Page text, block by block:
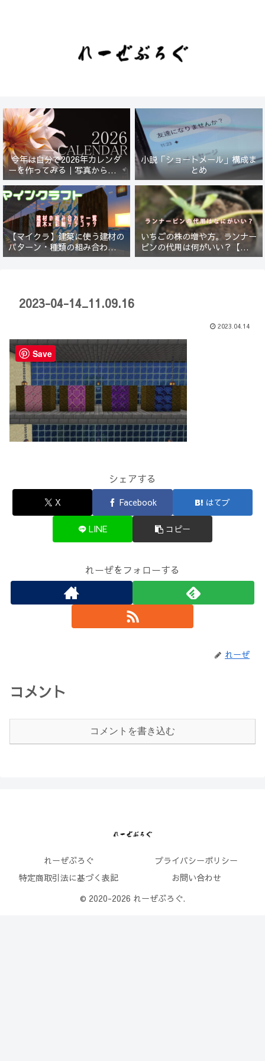
今年は自分で2026年カレンダ
ーを作ってみる｜写真から始ま
る小さなプロジェクト【一灯
花】
小説「ショートメール」構成ま
とめ
【マイクラ】建築に使う建材の
パターン・種類の組み合わせ一
覧！原木×彩釉テラコッタ編
いちごの株の増や方。ランナー
ピンの代用は何がいい？【５年
放置したイチゴは復活するの
2023-04-14_11.09.16
2023.04.14
シェアする
X Facebook はてブ
LINE コピー
れーぜをフォローする
れーぜ
コメント
コメントを書き込む
れーぜぶろぐ
プライバシーポリシー
特定商取引法に基づく表記
お問い合わせ
© 2020-2026 れーぜぶろぐ.
Save